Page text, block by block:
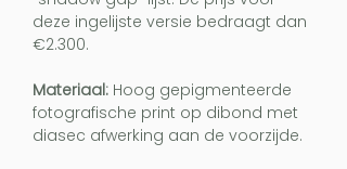
deze ingelijste versie bedraagt dan
€2.300.
Materiaal: Hoog gepigmenteerde
fotografische print op dibond met
diasec afwerking aan de voorzijde.